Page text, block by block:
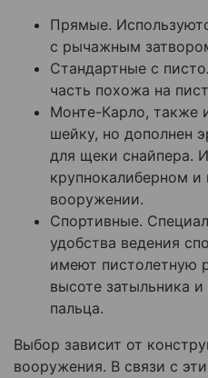
Прямые.
с рычажным
Стандартные с
часть похожа на
Монте-Карло, также
шейку, но дополнен
для щеки снайпера.
крупнокалиберном
вооружении.
Спортивные.
удобства ведения
имеют пистолетную
высоте затыльника
пальца.
Выбор зависит от
вооружения. В связи с